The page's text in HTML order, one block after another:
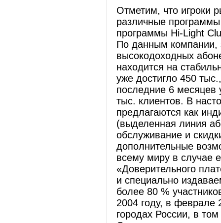
Отметим, что игроки
различные программы
программы Hi-Light
По данным компании,
высокодоходных
находится на
уже достигло 450
последние 6 месяцев
тыс. клиентов. В
предлагаются как
(выделенная линия
обслуживание и
дополнительные
всему миру в случае
«Доверительного
и специально
более 80 %
2004 году, в феврале
городах России, в